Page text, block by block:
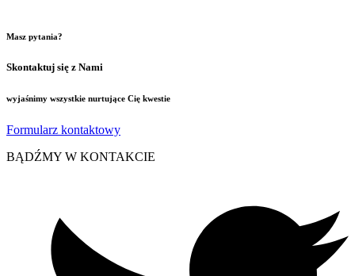
Masz pytania?
Skontaktuj się z Nami
wyjaśnimy wszystkie nurtujące Cię kwestie
Formularz kontaktowy
BĄDŹMY W KONTAKCIE